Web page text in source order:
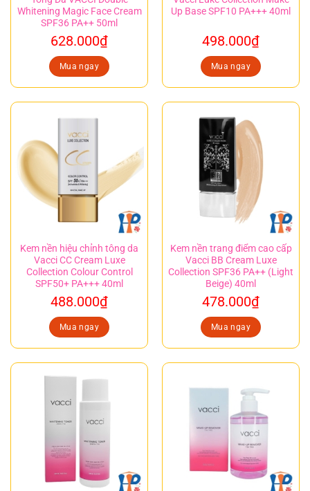
Whitening Magic Face Cream
SPF36 PA++ 50ml
628.000₫
Mua ngay
Up Base SPF10 PA+++ 40ml
498.000₫
Mua ngay
Kem nền hiệu chỉnh tông da
Vacci CC Cream Luxe
Collection Colour Control
SPF50+ PA+++ 40ml
488.000₫
Mua ngay
Kem nền trang điểm cao cấp
Vacci BB Cream Luxe
Collection SPF36 PA++ (Light
Beige) 40ml
478.000₫
Mua ngay